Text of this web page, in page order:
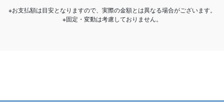
※お支払額は目安となりますので、実際の金額とは異なる場合がございます。
※固定・変動は考慮しておりません。